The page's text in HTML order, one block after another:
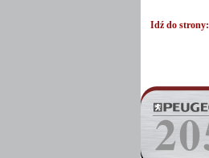
Idź do strony: